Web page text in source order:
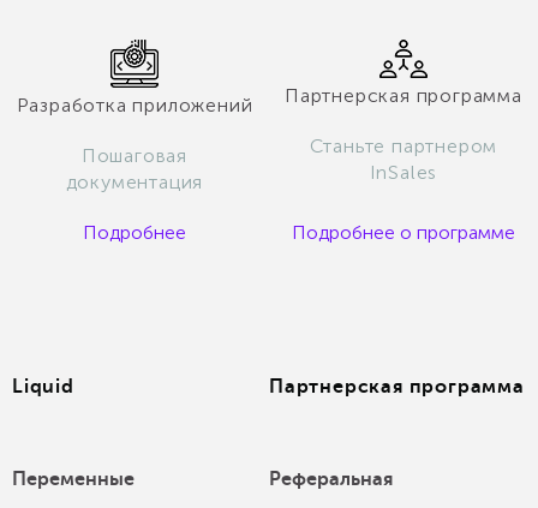
Разработка приложений
Пошаговая
документация
Подробнее
Партнерская программа
Станьте партнером
InSales
Подробнее о программе
Liquid
Переменные
Партнерская программа
Реферальная